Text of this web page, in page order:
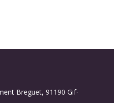
Breguet, 91190 Gif-